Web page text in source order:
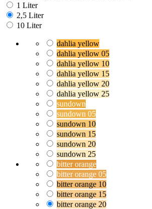
1 Liter
2,5 Liter
10 Liter
dahlia yellow
dahlia yellow 05
dahlia yellow 10
dahlia yellow 15
dahlia yellow 20
dahlia yellow 25
sundown
sundown 05
sundown 10
sundown 15
sundown 20
sundown 25
bitter orange
bitter orange 05
bitter orange 10
bitter orange 15
bitter orange 20